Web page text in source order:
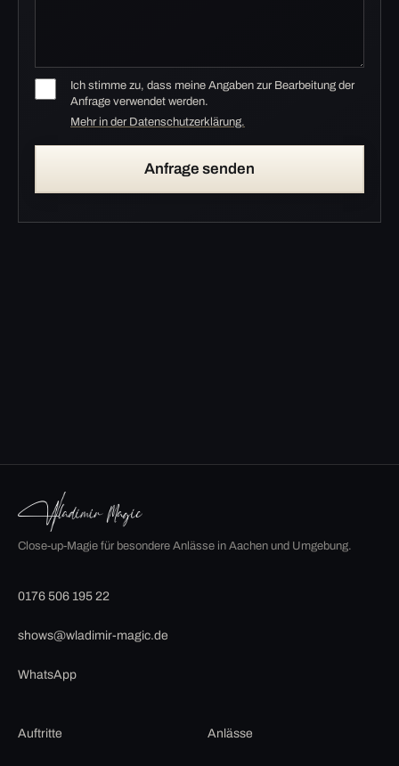
Ich stimme zu, dass meine Angaben zur Bearbeitung der
Anfrage verwendet werden.
Mehr in der Datenschutzerklärung.
Anfrage senden
Close-up-Magie für besondere Anlässe in Aachen und Umgebung.
0176 506 195 22
shows@wladimir-magic.de
WhatsApp
Auftritte Anlässe